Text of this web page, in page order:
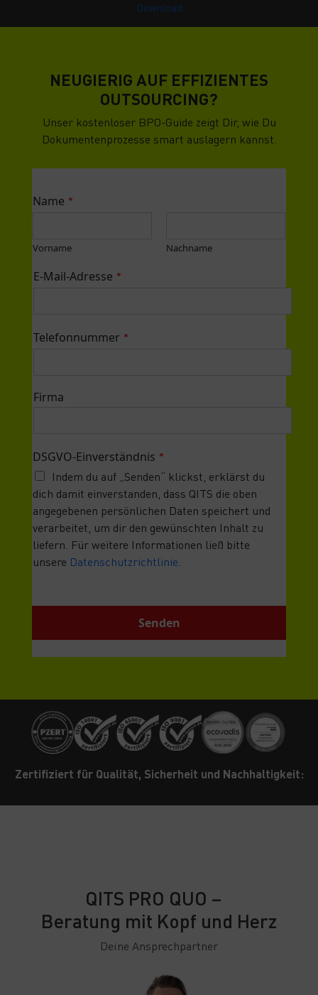
Download
NEUGIERIG AUF EFFIZIENTES
OUTSOURCING?
Unser kostenloser BPO-Guide zeigt Dir, wie Du
Dokumentenprozesse smart auslagern kannst.
Name *
Vorname Nachname
E-Mail-Adresse *
Telefonnummer *
Firma
DSGVO-Einverständnis *
Indem du auf „Senden“ klickst, erklärst du
dich damit einverstanden, dass QITS die oben
angegebenen persönlichen Daten speichert und
verarbeitet, um dir den gewünschten Inhalt zu
liefern. Für weitere Informationen ließ bitte
unsere Datenschutzrichtlinie
Senden
Zertifiziert für Qualität, Sicherheit und Nachhaltigkeit:
QITS PRO QUO –
Beratung mit Kopf und Herz
Deine Ansprechpartner